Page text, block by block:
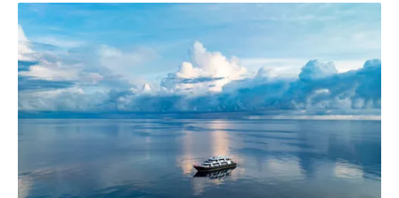
術價值，由海巡人員現地掩埋。海保署提醒，切勿撿拾屍
體，保護自身及避免觸法。（自由時報、中央社報導）環
境部促造紙等5業別廢水能源化 2026年上路